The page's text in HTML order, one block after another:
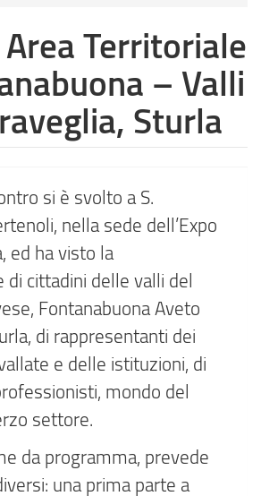
Territoriale
– Valli
Sturla
si è svolto a S.
nella sede dell’Expo
ed ha visto la
di cittadini delle valli del
Fontanabuona Aveto
di rappresentanti dei
e delle istituzioni, di
mondo del
settore.
da programma, prevede
una prima parte a